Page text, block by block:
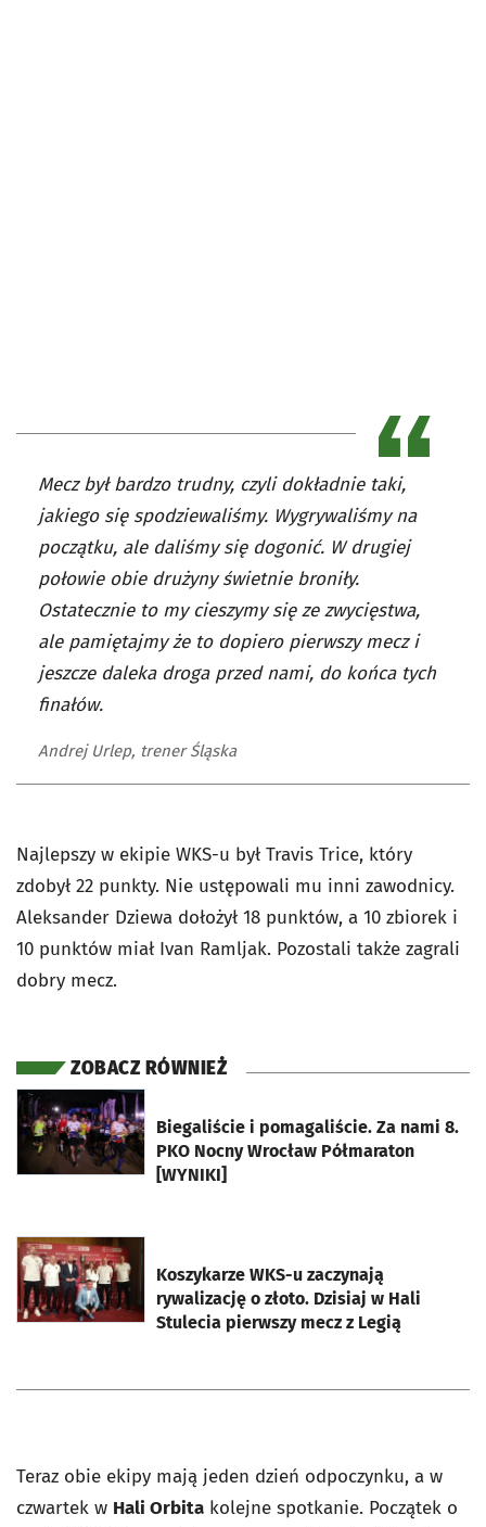
Mecz był bardzo trudny, czyli dokładnie taki,
jakiego się spodziewaliśmy. Wygrywaliśmy na
początku, ale daliśmy się dogonić. W drugiej
połowie obie drużyny świetnie broniły.
Ostatecznie to my cieszymy się ze zwycięstwa,
ale pamiętajmy że to dopiero pierwszy mecz i
jeszcze daleka droga przed nami, do końca tych
finałów.
Andrej Urlep, trener Śląska
Najlepszy w ekipie WKS-u był Travis Trice, który
zdobył 22 punkty. Nie ustępowali mu inni zawodnicy.
Aleksander Dziewa dołożył 18 punktów, a 10 zbiorek i
10 punktów miał Ivan Ramljak. Pozostali także zagrali
dobry mecz.
ZOBACZ RÓWNIEŻ
Biegaliście i pomagaliście. Za nami 8.
PKO Nocny Wrocław Półmaraton
[WYNIKI]
otworzy się w nowej karcie
Koszykarze WKS-u zaczynają
rywalizację o złoto. Dzisiaj w Hali
Stulecia pierwszy mecz z Legią
otworzy się w nowej karcie
Teraz obie ekipy mają jeden dzień odpoczynku, a w
czwartek w Hali Orbita kolejne spotkanie. Początek o